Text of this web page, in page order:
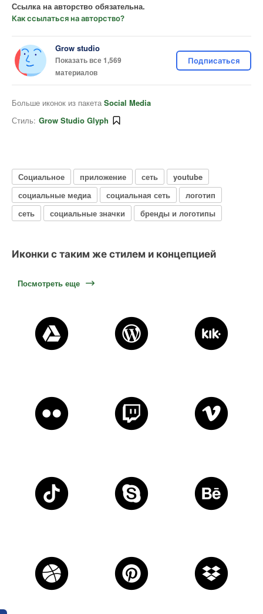
Ссылка на авторство обязательна.
Как ссылаться на авторство?
Grow studio
Показать все 1,569
материалов
Подписаться
Больше иконок из пакета Social Media
Стиль: Grow Studio Glyph
Социальное приложение сеть
youtube
социальные медиа
социальная сеть
логотип
сеть
социальные значки бренды и логотипы
Иконки с таким же стилем и концепцией
Посмотреть еще